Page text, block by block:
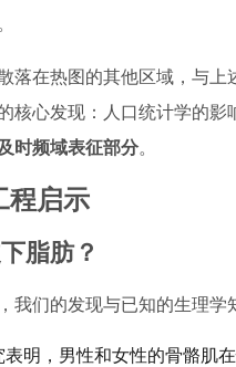
落在热图的其他区域，与
核心发现：人口统计学的
时频域表征部分。
程启示
脂肪？
我们的发现与已知的生理学
表明，男性和女性的骨骼肌